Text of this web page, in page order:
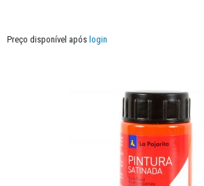
Preço disponível após login